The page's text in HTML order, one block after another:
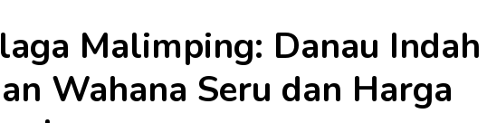
Malimping: Danau Indah
Wahana Seru dan Harga